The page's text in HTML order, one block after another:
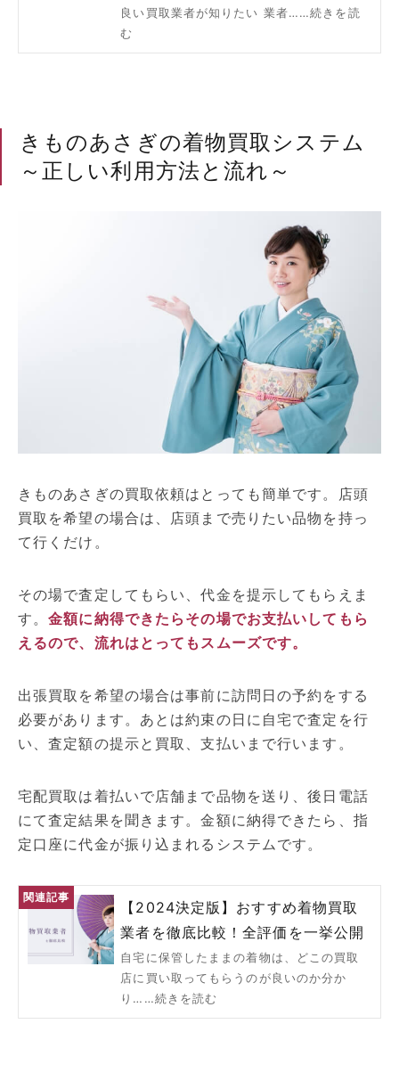
良い買取業者が知りたい 業者……続きを読
む
きものあさぎの着物買取システム
～正しい利用方法と流れ～
きものあさぎの買取依頼はとっても簡単です。店頭
買取を希望の場合は、店頭まで売りたい品物を持っ
て行くだけ。
その場で査定してもらい、代金を提示してもらえま
す。金額に納得できたらその場でお支払いしてもら
えるので、流れはとってもスムーズです。
出張買取を希望の場合は事前に訪問日の予約をする
必要があります。あとは約束の日に自宅で査定を行
い、査定額の提示と買取、支払いまで行います。
宅配買取は着払いで店舗まで品物を送り、後日電話
にて査定結果を聞きます。金額に納得できたら、指
定口座に代金が振り込まれるシステムです。
【2024決定版】おすすめ着物買取
業者を徹底比較！全評価を一挙公開
自宅に保管したままの着物は、どこの買取
店に買い取ってもらうのが良いのか分か
り……続きを読む